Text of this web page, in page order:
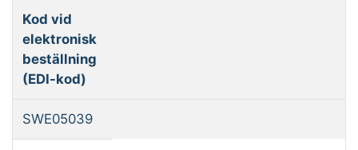
Kod vid
elektronisk
beställning
(EDI-kod)
SWE05039